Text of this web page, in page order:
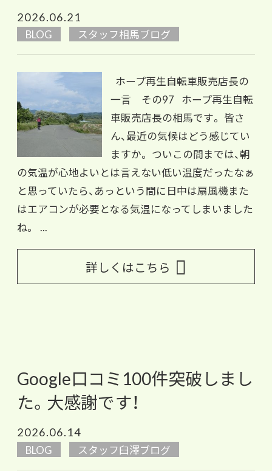
2026.06.21
BLOG スタッフ相馬ブログ
ホープ再生自転車販売店長の
一言 その97 ホープ再生自転
車販売店長の相馬です。 皆さ
ん、最近の気候はどう感じてい
ますか。 ついこの間までは、朝
の気温が心地よいとは言えない低い温度だったなぁ
と思っていたら、あっという間に日中は扇風機また
はエアコンが必要となる気温になってしまいました
ね。 ...
詳しくはこちら
Google口コミ100件突破しまし
た。大感謝です！
2026.06.14
BLOG スタッフ臼澤ブログ